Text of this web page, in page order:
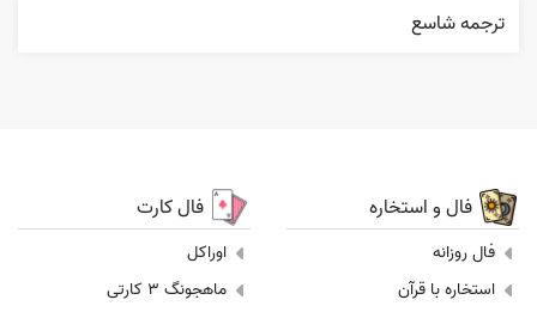
ترجمه شاسع
فال و استخاره
فال روزانه
استخاره با قرآن
فال کارت
اوراکل
ماهجونگ 3 کارتی